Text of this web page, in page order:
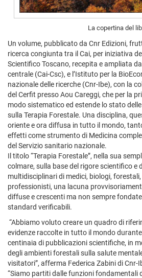
La copertina del
Un volume, pubblicato da Cnr Edizioni,
ricerca congiunta tra il Cai, per iniziativa
Scientifico Toscano, recepita e ampliata
centrale (Cai-Csc), e l’Istituto per la
nazionale delle ricerche (Cnr-Ibe), con la
del Cerfit presso Aou Careggi, che per la
modo sistematico ed estende lo stato
sulla Terapia Forestale. Una disciplina,
oriente e ora diffusa in tutto il mondo,
effetti come strumento di Medicina
del Servizio sanitario nazionale.
Il titolo “Terapia Forestale”, nella sua
colmare, sulla base del rigore scientifico e
multidisciplinari di medici, biologi,
professionisti, una lacuna
diffuse e crescenti ma non sempre
standard verificabili.
“Abbiamo voluto creare un quadro di
evidenze raccolte in tutto il mondo
centinaia di pubblicazioni scientifiche, in
degli ambienti forestali sulla salute
visitatori”, afferma Federica Zabini di Cnr-
“Siamo partiti dalle funzioni fondamentali